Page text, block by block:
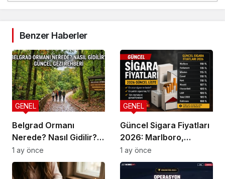
Benzer Haberler
Belgrad Ormanı
Nerede? Nasıl Gidilir?
Güncel Gezi Rehberi
GENEL
1 ay önce
Güncel Sigara Fiyatları
2026: Marlboro,
Parliament, Winston,
Camel ve Tüm Sigara
Markalarının Zamlı
GENEL
1 ay önce